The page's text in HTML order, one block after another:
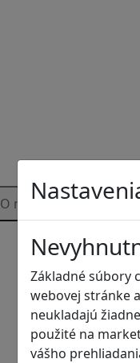
O nás
Základné súbory
webovej stránke
neukladajú
použité na
vášho